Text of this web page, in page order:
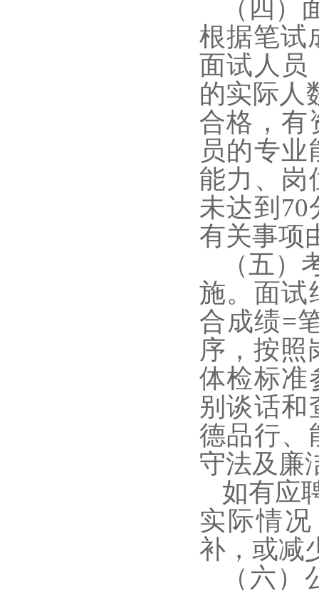
（四
根据笔试
面试人员
的实际人
合格，有
员的专
能力、岗
未达到 70
有关事项
（五
施。面试
合成绩=
序，按照
体检标准
别谈话和
德品行、
守法及廉
如有应
实际情
补，或减
（六